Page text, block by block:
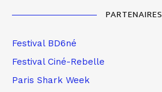
PARTENAIRES
Festival BD6né
Festival Ciné-Rebelle
Paris Shark Week